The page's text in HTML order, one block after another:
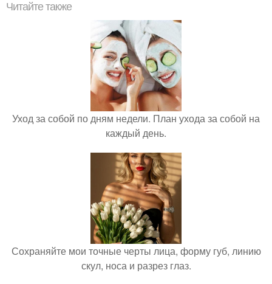
Читайте также
Уход за собой по дням недели. План ухода за собой на
каждый день.
Сохраняйте мои точные черты лица, форму губ, линию
скул, носа и разрез глаз.